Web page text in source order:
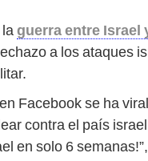
guerra entre Israel
a los ataques
Facebook se ha
contra el país
en solo 6